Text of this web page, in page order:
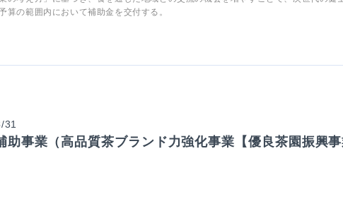
の範囲内において補助金を交付する。
31
助事業（高品質茶ブランド力強化事業【優良茶園振興